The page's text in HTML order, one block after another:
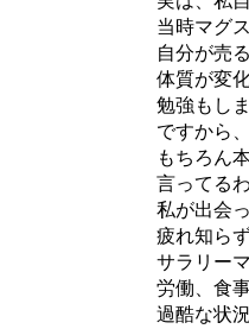
当時マグス
自分が売る
体質が変化
勉強もしま
ですから、
もちろん本
言ってるわ
私が出会っ
疲れ知らず
サラリーマ
労働、食事
過酷な状況